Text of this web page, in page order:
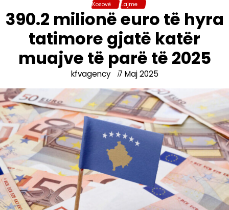
Kosovë Lajme
390.2 milionë euro të hyra
tatimore gjatë katër
muajve të parë të 2025
kfvagency 7 Maj 2025